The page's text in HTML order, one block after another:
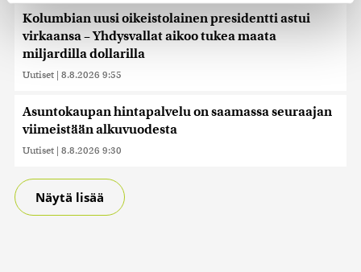
Käytämme evästeitä tarjoamamme sisällön ja mainosten
räätälöimiseen, sosiaalisen median ominaisuuksien
tukemiseen ja kävijämäärämme analysoimiseen. Lisäksi
jaamme sosiaalisen median, mainosalan ja analytiikka-
sivustoamme. Kumppanimme voivat yhdistää näitä
tietoja muihin tietoihin, joita olet antanut heille tai joita on
kerätty, kun olet käyttänyt heidän palvelujaan. Tietoja
Kolumbian uusi oikeistolainen presidentti astui
virkaansa – Yhdysvallat aikoo tukea maata
miljardilla dollarilla
Uutiset | 8.8.2026 9:55
Asuntokaupan hintapalvelu on saamassa seuraajan
viimeistään alkuvuodesta
Uutiset | 8.8.2026 9:30
Näytä lisää